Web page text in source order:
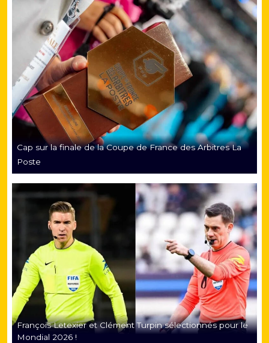
Cap sur la finale de la Coupe de France des Arbitres La
Poste
François Letexier et Clément Turpin sélectionnés pour le
Mondial 2026 !